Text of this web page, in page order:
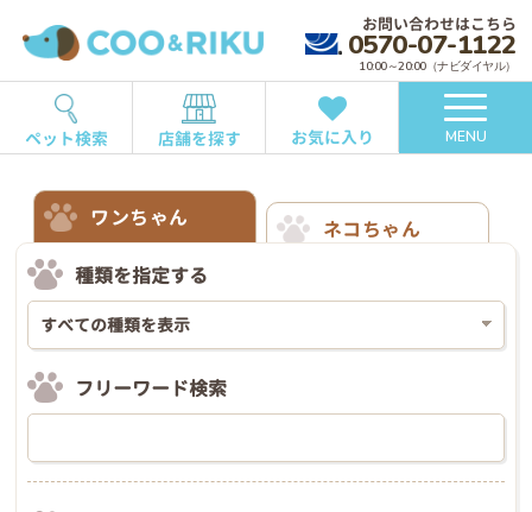
お問い合わせはこちら
0570-07-1122
10:00～20:00（ナビダイヤル）
ペット検索 店舗を探す お気に入り MENU
ワンちゃん
ネコちゃん
種類を指定する
フリーワード検索